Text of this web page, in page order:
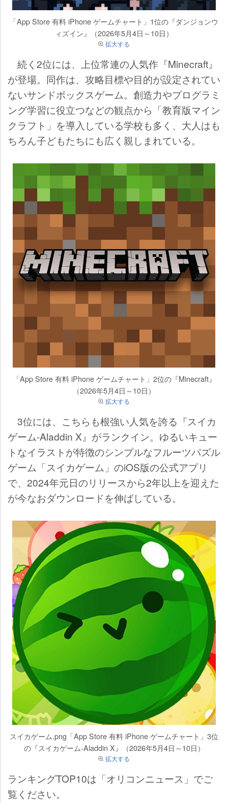
「App Store 有料 iPhone ゲームチャート」1位の『ダンジョンウ
ィズイン』（2026年5月4日～10日）
拡大する
続く2位には、上位常連の人気作『Minecraft』
が登場。同作は、攻略目標や目的が設定されてい
ないサンドボックスゲーム。創造力やプログラミ
ング学習に役立つなどの観点から「教育版マイン
クラフト」を導入している学校も多く、大人はも
ちろん子どもたちにも広く親しまれている。
「App Store 有料 iPhone ゲームチャート」2位の『Minecraft』
（2026年5月4日～10日）
拡大する
3位には、こちらも根強い人気を誇る『スイカ
ゲーム-Aladdin X』がランクイン。ゆるいキュー
トなイラストが特徴のシンプルなフルーツパズル
ゲーム「スイカゲーム」のiOS版の公式アプリ
で、2024年元日のリリースから2年以上を迎えた
が今なおダウンロードを伸ばしている。
スイカゲーム.png「App Store 有料 iPhone ゲームチャート」3位
の『スイカゲーム-Aladdin X』（2026年5月4日～10日）
拡大する
ランキングTOP10は「オリコンニュース」でご
覧ください。